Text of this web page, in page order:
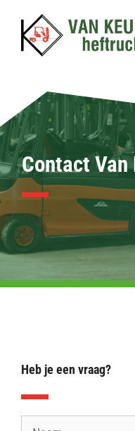
Contact
Heb je een vraag?